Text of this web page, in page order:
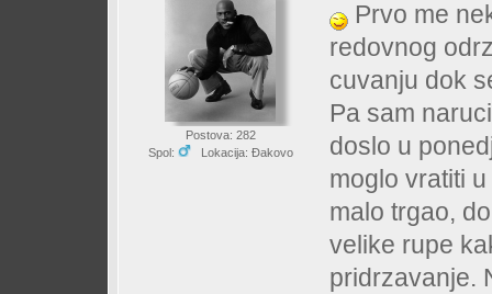
Postova: 282
Spol:
Lokacija: Đakovo
Prvo me
redovnog
cuvanju dok
Pa sam
doslo u
moglo vratiti
malo trgao,
velike rupe
pridrzavanje.